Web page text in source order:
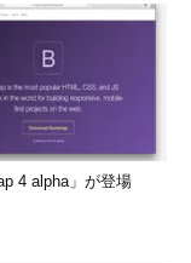
4 alpha」が登場